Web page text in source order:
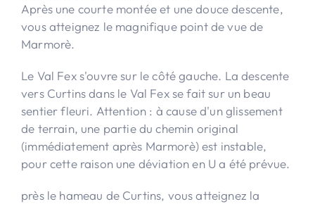
Après une courte montée et une douce descente,
vous atteignez le magnifique point de vue de
Marmorè.
Le Val Fex s'ouvre sur le côté gauche. La descente
vers Curtins dans le Val Fex se fait sur un beau
sentier fleuri. Attention : à cause d'un glissement
de terrain, une partie du chemin original
(immédiatement après Marmorè) est instable,
pour cette raison une déviation en U a été prévue.
près le hameau de Curtins, vous atteignez la